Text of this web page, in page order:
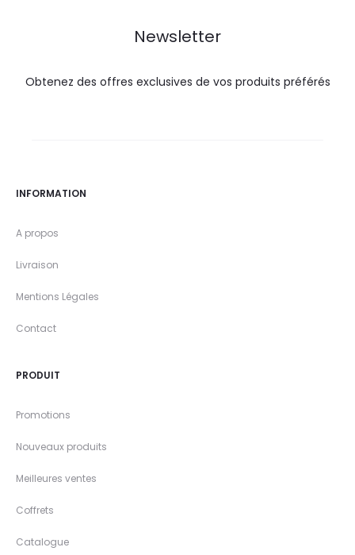
Newsletter
Obtenez des offres exclusives de vos produits préférés
INFORMATION
A propos
Livraison
Mentions Légales
Contact
PRODUIT
Promotions
Nouveaux produits
Meilleures ventes
Coffrets
Catalogue